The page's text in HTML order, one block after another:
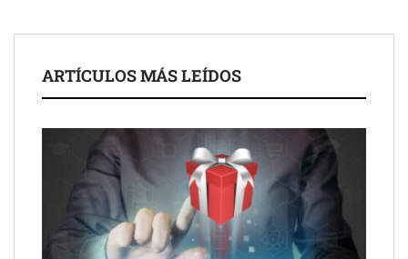
Schaeffler mejora su rentabilidad en el primer semestre de 2026
ARTÍCULOS MÁS LEÍDOS